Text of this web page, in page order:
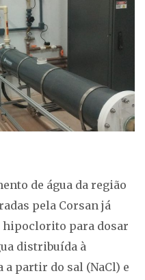
de água da região
pela Corsan já
hipoclorito para dosar
distribuída à
a partir do sal (NaCl) e